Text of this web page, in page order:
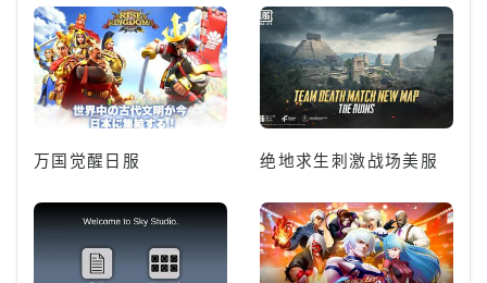
万国觉醒日服 绝地求生刺激战场美服